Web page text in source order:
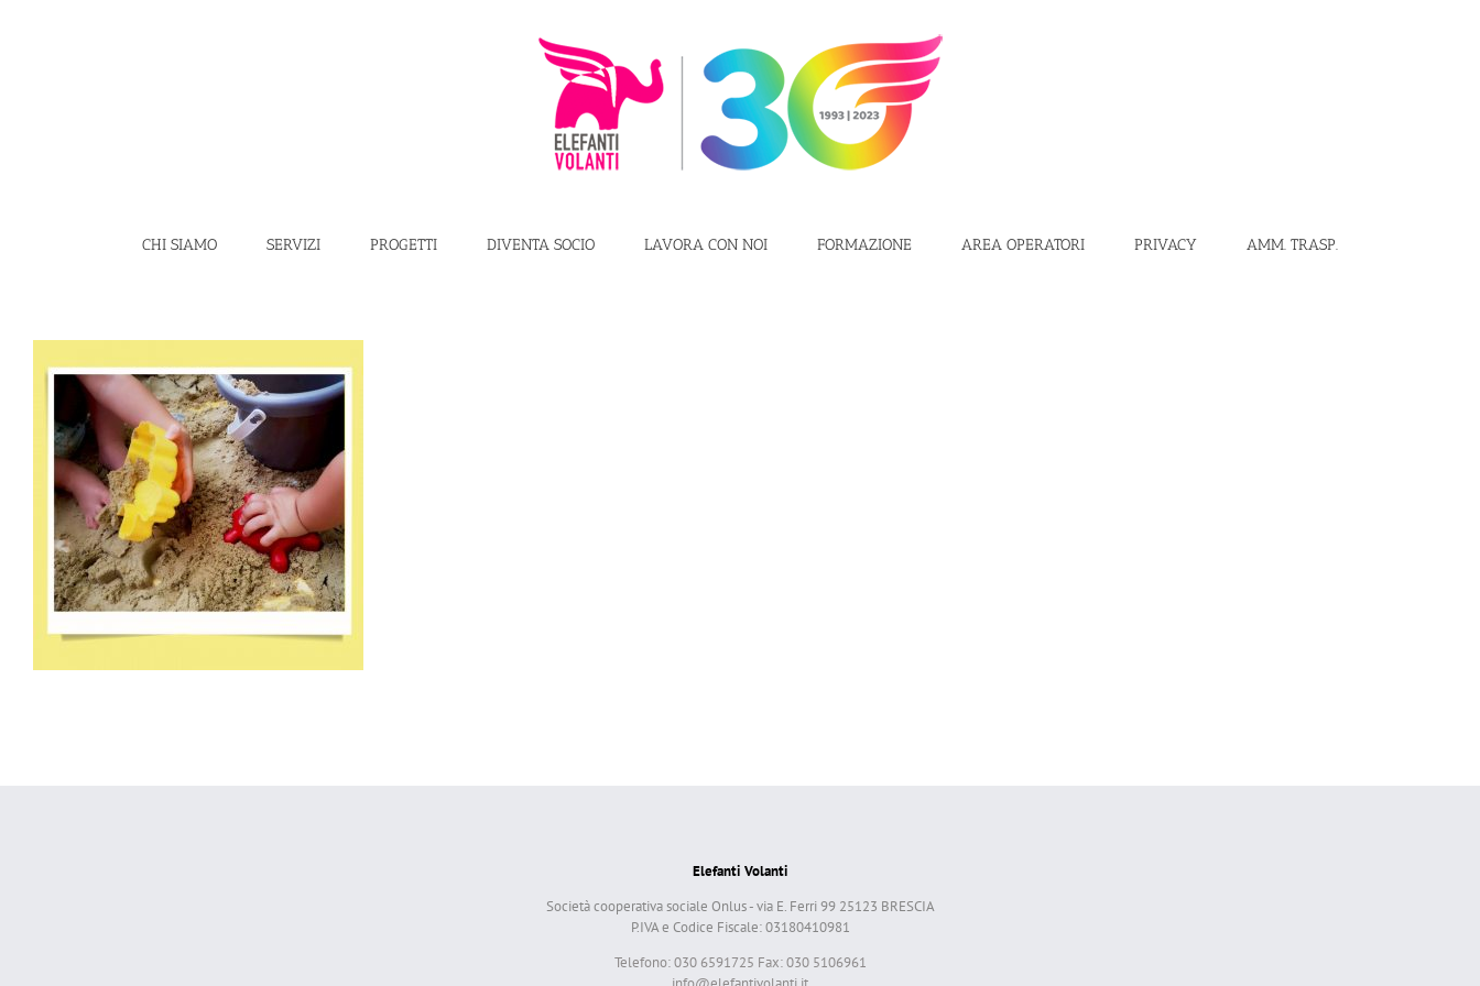
CHI SIAMO SERVIZI PROGETTI DIVENTA SOCIO LAVORA CON NOI FORMAZIONE AREA OPERATORI PRIVACY AMM. TRASP.
Elefanti Volanti
Società cooperativa sociale Onlus - via E. Ferri 99 25123 BRESCIA
P.IVA e Codice Fiscale: 03180410981
Telefono: 030 6591725 Fax: 030 5106961